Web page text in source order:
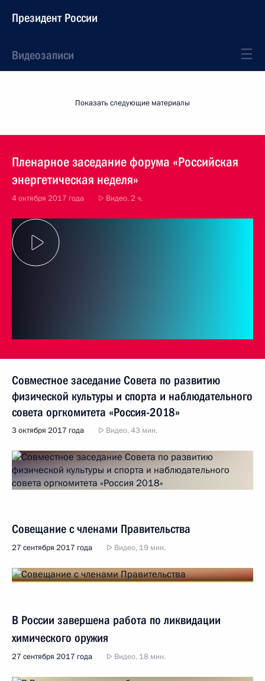
Президент России
Видеозаписи
Показать следующие материалы
Пленарное заседание форума «Российская
энергетическая неделя»
4 октября 2017 года Видео, 2 ч.
Совместное заседание Совета по развитию
физической культуры и спорта и наблюдательного
совета оргкомитета «Россия-2018»
3 октября 2017 года Видео, 43 мин.
Совещание с членами Правительства
27 сентября 2017 года Видео, 19 мин.
В России завершена работа по ликвидации
химического оружия
27 сентября 2017 года Видео, 18 мин.